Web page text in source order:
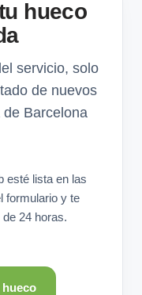
hueco
servicio, solo
de nuevos
Barcelona
esté lista en las
formulario y te
24 horas.